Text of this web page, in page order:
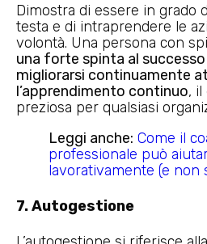
Dimostra di essere in grado
testa e di intraprendere le
volontà. Una persona con
una forte spinta al
migliorarsi continuamente
l’apprendimento continuo, il
preziosa per qualsiasi
Leggi anche: Come il
professionale può
lavorativamente (e non
7. Autogestione